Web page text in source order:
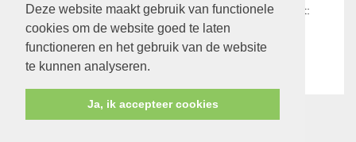
Deze website maakt gebruik van functionele
cookies om de website goed te laten
functioneren en het gebruik van de website
te kunnen analyseren.
Ja, ik accepteer cookies
vertrouwenspersoon, dan kun je contact opnemen met:
Ina Oost
psychotherapeut en GZ-psycholoog
06-28466591